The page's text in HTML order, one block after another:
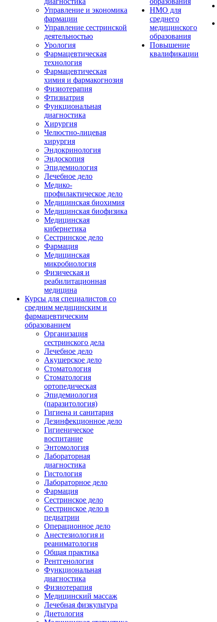
Управление и экономика
фармации
Управление сестринской
деятельностью
Урология
Фармацевтическая
технология
Фармацевтическая
химия и фармакогнозия
Физиотерапия
Фтизиатрия
Функциональная
диагностика
Хирургия
Челюстно-лицевая
хирургия
Эндокринология
Эндоскопия
Эпидемиология
Лечебное дело
Медико-
профилактическое дело
Медицинская биохимия
Медицинская биофизика
Медицинская
кибернетика
Сестринское дело
Фармация
Медицинская
микробиология
Физическая и
реабилитационная
медицина
Курсы для специалистов со
средним медицинским и
фармацевтическим
образованием
Организация
сестринского дела
Лечебное дело
Акушерское дело
Стоматология
Стоматология
ортопедическая
Эпидемиология
(паразитология)
Гигиена и санитария
Дезинфекционное дело
Гигиеническое
воспитание
Энтомология
Лабораторная
диагностика
Гистология
Лабораторное дело
Фармация
Сестринское дело
Сестринское дело в
педиатрии
Операционное дело
Анестезиология и
реаниматология
Общая практика
Рентгенология
Функциональная
диагностика
Физиотерапия
Медицинский массаж
Лечебная физкультура
Диетология
НМО для
среднего
медицинского
образования
Повышение
квалификации